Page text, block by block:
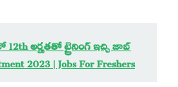
12th అర్హతతో ట్రైనింగ్ ఇచ్చి జాబ్
2023 | Jobs For Freshers